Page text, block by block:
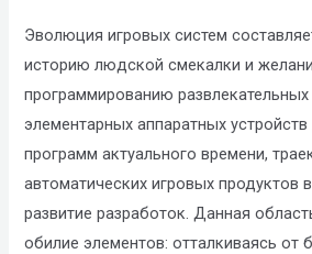
Эволюция игровых систем
историю людской смекалки и
программированию
элементарных аппаратных
программ актуального времени,
автоматических игровых продуктов
развитие разработок. Данная
обилие элементов: отталкиваясь от
problems
that
encounter
using
contact